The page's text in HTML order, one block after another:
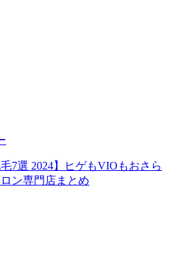
7選 2024】ヒゲもVIOもおさら
ン専門店まとめ